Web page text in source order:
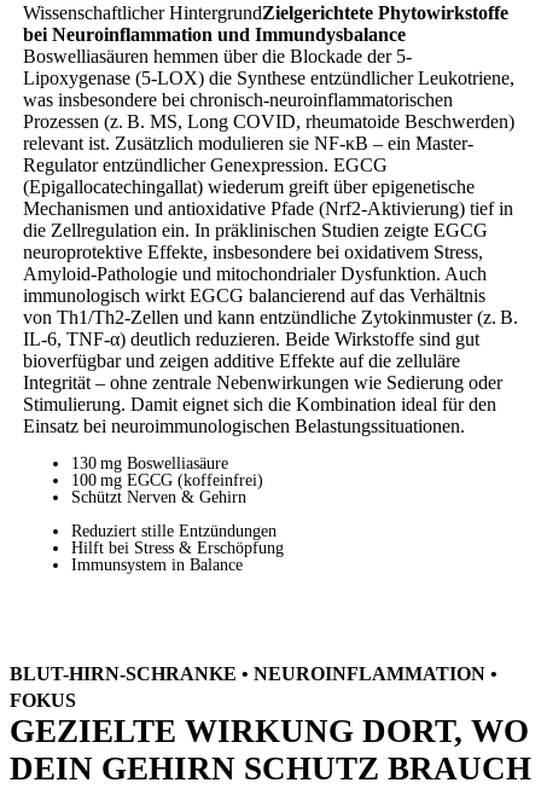
Wissenschaftlicher HintergrundZielgerichtete Phytowirkstoffe
bei Neuroinflammation und Immundysbalance
Boswelliasäuren hemmen über die Blockade der 5-
Lipoxygenase (5-LOX) die Synthese entzündlicher Leukotriene,
was insbesondere bei chronisch-neuroinflammatorischen
Prozessen (z. B. MS, Long COVID, rheumatoide Beschwerden)
relevant ist. Zusätzlich modulieren sie NF-κB – ein Master-
Regulator entzündlicher Genexpression. EGCG
(Epigallocatechingallat) wiederum greift über epigenetische
Mechanismen und antioxidative Pfade (Nrf2-Aktivierung) tief in
die Zellregulation ein. In präklinischen Studien zeigte EGCG
neuroprotektive Effekte, insbesondere bei oxidativem Stress,
Amyloid-Pathologie und mitochondrialer Dysfunktion. Auch
immunologisch wirkt EGCG balancierend auf das Verhältnis
von Th1/Th2-Zellen und kann entzündliche Zytokinmuster (z. B.
IL-6, TNF-α) deutlich reduzieren. Beide Wirkstoffe sind gut
bioverfügbar und zeigen additive Effekte auf die zelluläre
Integrität – ohne zentrale Nebenwirkungen wie Sedierung oder
Stimulierung. Damit eignet sich die Kombination ideal für den
Einsatz bei neuroimmunologischen Belastungssituationen.
130 mg Boswelliasäure
100 mg EGCG (koffeinfrei)
Schützt Nerven & Gehirn
Reduziert stille Entzündungen
Hilft bei Stress & Erschöpfung
Immunsystem in Balance
BLUT-HIRN-SCHRANKE • NEUROINFLAMMATION •
FOKUS
GEZIELTE WIRKUNG DORT, WO
DEIN GEHIRN SCHUTZ BRAUCH